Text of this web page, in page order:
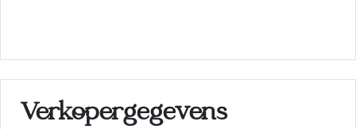
Verkopergegevens